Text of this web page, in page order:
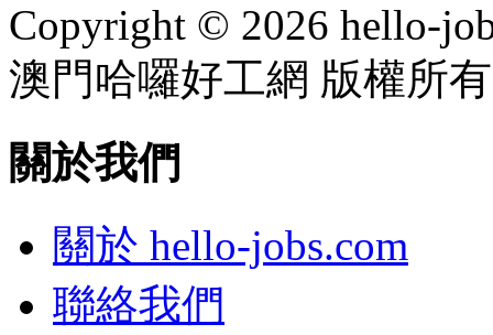
Copyright © 2026 hello-
澳門哈囉好工網 版權所有
關於我們
關於 hello-jobs.com
聯絡我們